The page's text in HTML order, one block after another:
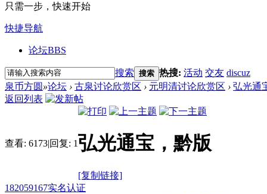
只需一步，快速开始
快捷导航
论坛BBS
搜索 搜索 热搜: 活动 交友 discuz
泉币方圆 »论坛 › 古泉讨论欣赏区 › 元明清讨论欣赏区 › 弘光通
返回列表
查看: 6173|回复: 1弘光通宝，黔版
[复制链接]
182059167实名认证